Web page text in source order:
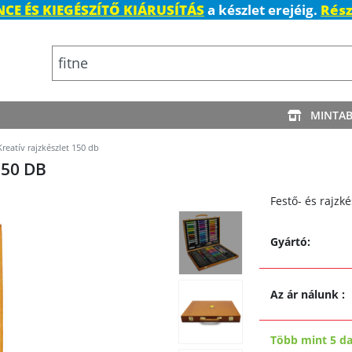
ÉS KIEGÉSZÍTŐ KIÁRUSÍTÁSa készlet erejéig.
rajzkészlet 150 db
DB
Festő- és
Gyártó:
Az ár nálunk:
Több mint 5